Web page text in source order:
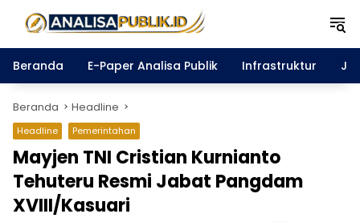
Beranda
E-Paper Analisa Publik Infrastruktur
Beranda Headline
Headline Pemerintahan
Mayjen TNI Cristian Kurnianto
Tehuteru Resmi Jabat Pangdam
XVIII/Kasuari